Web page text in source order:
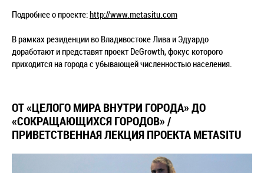
Подробнее о проекте:http://www.metasitu.com
В рамках резиденции во Владивостоке Лива и Эдуардо
доработают и представят проект DeGrowth, фокус которого
приходится на города с убывающей численностью населения.
ОТ «ЦЕЛОГО МИРА ВНУТРИ ГОРОДА» ДО
«СОКРАЩАЮЩИХСЯ ГОРОДОВ» /
ПРИВЕТСТВЕННАЯ ЛЕКЦИЯ ПРОЕКТА METASITU